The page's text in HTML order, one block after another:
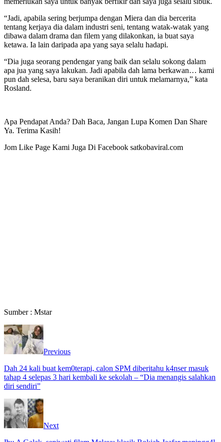
“Jadi, apabila sering berjumpa dengan Miera dan dia bercerita
tentang kerjaya dia dalam industri seni, tentang watak-watak yang
dibawa dalam drama dan filem yang dilakonkan, ia buat saya
ketawa. Ia lain daripada apa yang saya selalu hadapi.
“Dia juga seorang pendengar yang baik dan selalu sokong dalam
apa jua yang saya lakukan. Jadi apabila dah lama berkawan… kami
pun dah selesa, baru saya beranikan diri untuk melamarnya,” kata
Rosland.
Apa Pendapat Anda? Dah Baca, Jangan Lupa Komen Dan Share
Ya. Terima Kasih!
Jom Like Page Kami Juga Di Facebook satkobaviral.com
Sumber : Mstar
Previous
Dah 24 kali buat kem0terapi, calon SPM diberitahu k4nser masuk
tahap 4 selepas 3 hari kembali ke sekolah – “Dia menangis salahkan
diri sendiri”
Next